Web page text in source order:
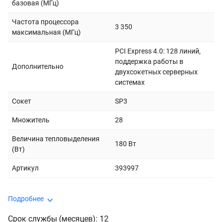
базовая (МГц)
Частота процессора
максимальная (МГц)
3 350
Дополнительно
PCI Express 4.0: 128 линий,
поддержка работы в
двухсокетных серверных
системах
Сокет SP3
Множитель 28
Величина тепловыделения
(Вт)
180 Вт
Артикул 393997
Подробнее
Срок службы (месяцев): 12